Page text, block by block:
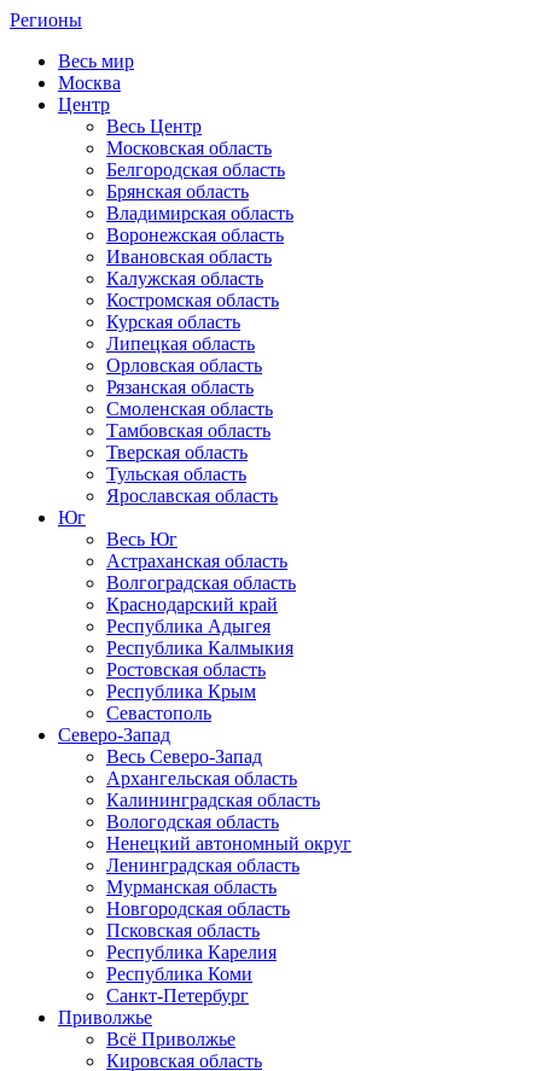
Регионы
Весь мир
Москва
Центр
Весь Центр
Московская область
Белгородская область
Брянская область
Владимирская область
Воронежская область
Ивановская область
Калужская область
Костромская область
Курская область
Липецкая область
Орловская область
Рязанская область
Смоленская область
Тамбовская область
Тверская область
Тульская область
Ярославская область
Юг
Весь Юг
Астраханская область
Волгоградская область
Краснодарский край
Республика Адыгея
Республика Калмыкия
Ростовская область
Республика Крым
Севастополь
Северо-Запад
Весь Северо-Запад
Архангельская область
Калининградская область
Вологодская область
Ненецкий автономный округ
Ленинградская область
Мурманская область
Новгородская область
Псковская область
Республика Карелия
Республика Коми
Санкт-Петербург
Приволжье
Всё Приволжье
Кировская область